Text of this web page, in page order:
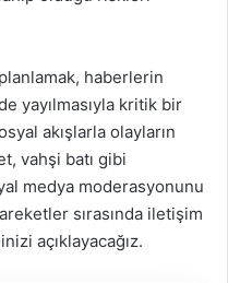
haberlerin
yayılmasıyla kritik bir
akışlarla olayların
vahşi batı gibi
medya moderasyonunu
sırasında iletişim
açıklayacağız.